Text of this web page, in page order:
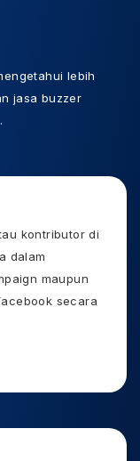
lebih
jasa buzzer
kontributor di
dalam
maupun
secara